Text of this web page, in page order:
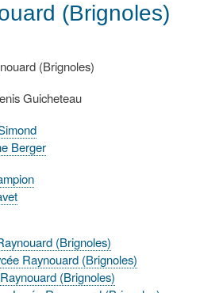
(Brignoles)
(Brignoles)
Guicheteau
Berger
(Brignoles)
Raynouard (Brignoles)
(Brignoles)